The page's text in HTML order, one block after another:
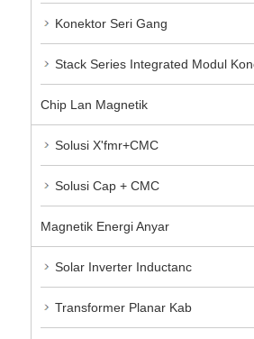
Konektor Seri Gang
Stack Series Integrated Modul
Chip Lan Magnetik
Solusi X'fmr+CMC
Solusi Cap + CMC
Magnetik Energi Anyar
Solar Inverter Inductanc
Transformer Planar Kab